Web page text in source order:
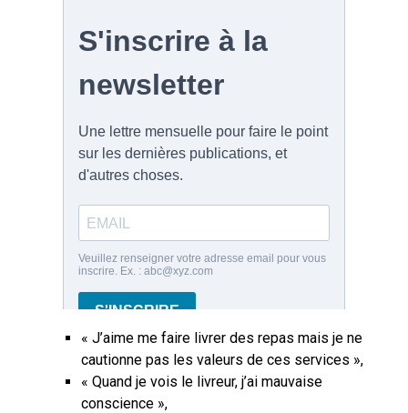
« J’aime me faire livrer des repas mais je ne
cautionne pas les valeurs de ces services »,
« Quand je vois le livreur, j’ai mauvaise
conscience »,